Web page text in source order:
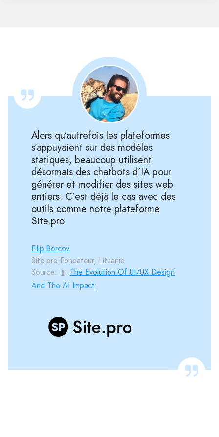
Alors qu’autrefois les plateformes
s’appuyaient sur des modèles
statiques, beaucoup utilisent
désormais des chatbots d’IA pour
générer et modifier des sites web
entiers. C’est déjà le cas avec des
outils comme notre plateforme
Site.pro
Filip Borcov
Site.pro Fondateur, Lituanie
Source:
The Evolution Of UI/UX Design
And The AI Impact